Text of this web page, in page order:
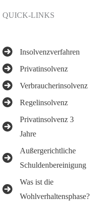
QUICK-LINKS
Insolvenzverfahren
Privatinsolvenz
Verbraucherinsolvenz
Regelinsolvenz
Privatinsolvenz 3
Jahre
Außergerichtliche
Schuldenbereinigung
Was ist die
Wohlverhaltensphase?